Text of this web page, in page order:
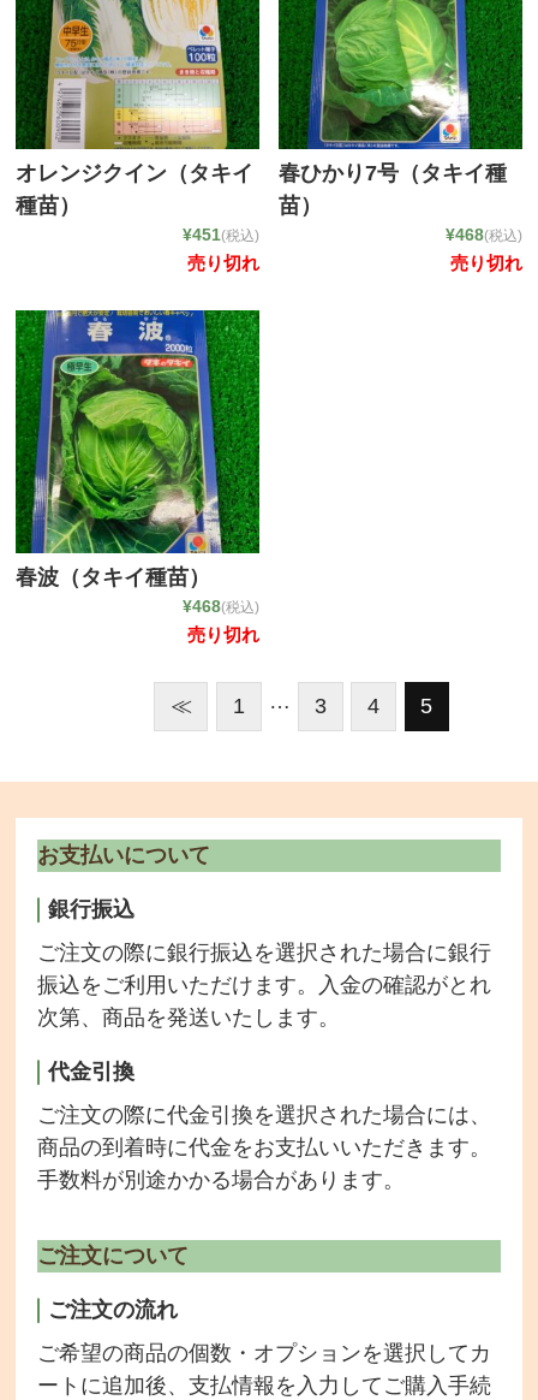
チェーンポット播種サービス
取り扱い商品・メーカー
希釈情報
会社情報
オレンジクイン（タキイ
種苗）
¥451(税込)
売り切れ
春ひかり7号（タキイ種
苗）
¥468(税込)
売り切れ
春波（タキイ種苗）
¥468(税込)
売り切れ
≪ 1 … 3 4 5
お支払いについて
銀行振込
ご注文の際に銀行振込を選択された場合に銀行
振込をご利用いただけます。入金の確認がとれ
次第、商品を発送いたします。
代金引換
ご注文の際に代金引換を選択された場合には、
商品の到着時に代金をお支払いいただきます。
手数料が別途かかる場合があります。
ご注文について
ご注文の流れ
ご希望の商品の個数・オプションを選択してカ
ートに追加後、支払情報を入力してご購入手続